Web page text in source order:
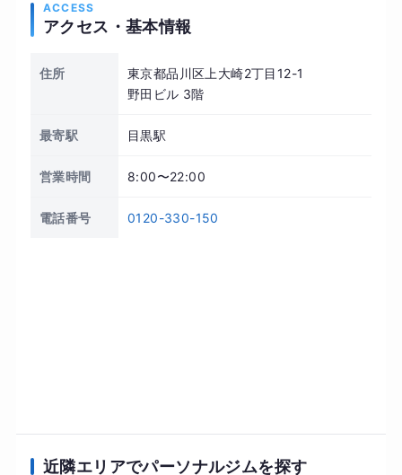
ACCESS
アクセス・基本情報
住所
東京都品川区上大崎2丁目12-1
野田ビル 3階
最寄駅 目黒駅
営業時間 8:00〜22:00
電話番号 0120-330-150
近隣エリアでパーソナルジムを探す